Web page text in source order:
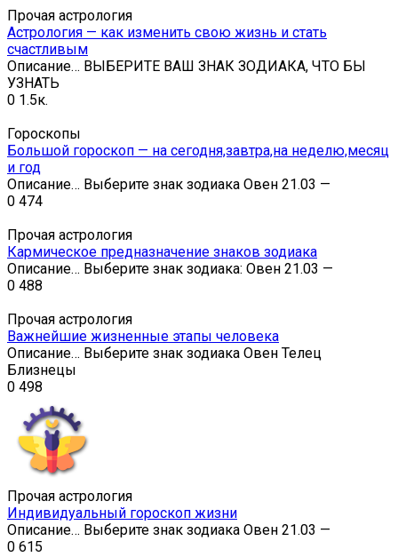
Прочая астрология
Астрология — как изменить свою жизнь и стать
счастливым
Описание… ВЫБЕРИТЕ ВАШ ЗНАК ЗОДИАКА, ЧТО БЫ
УЗНАТЬ
0 1.5к.
Гороскопы
Большой гороскоп — на сегодня,завтра,на неделю,месяц
и год
Описание… Выберите знак зодиака Овен 21.03 —
0 474
Прочая астрология
Кармическое предназначение знаков зодиака
Описание… Выберите знак зодиака: Овен 21.03 —
0 488
Прочая астрология
Важнейшие жизненные этапы человека
Описание… Выберите знак зодиака Овен Телец
Близнецы
0 498
Прочая астрология
Индивидуальный гороскоп жизни
Описание… Выберите знак зодиака Овен 21.03 —
0 615